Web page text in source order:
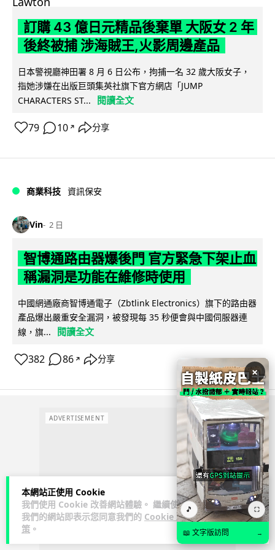
本網站正使用 Cookie
我們使用 Cookie 改善網站體驗。 繼續使用
我們的網站即表示您同意我們的 Cookie 政
策 。
訂購 43 億日元精品後棄單 大阪女 2 年
後終被捕 涉海賊王,火影周邊產品
日本警視廳神田署 8 月 6 日公布，拘捕一名 32 歲大阪女子，
指她涉嫌在出版巨頭集英社旗下官方網店「JUMP
CHARACTERS ST...
閱讀全文
79 10 ↗ 分享
商業科技 資訊保安
Vin 2 日
智博通路由器爆後門 官方緊急下架止血
稱漏洞是功能在維修時使用
中國網通廠商智博通電子（Zbtlink Electronics）旗下的路由器
產品爆出嚴重安全漏洞，被發現每 35 秒便會與中國伺服器連
線，旗...
閱讀全文
382 86 ↗ 分享
ADVERTISEMENT
×
🎵 ⛶
📖 文字版訪問 →